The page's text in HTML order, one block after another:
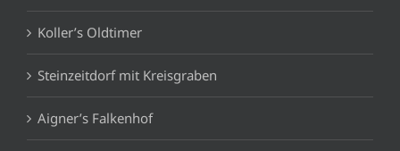
Koller’s Oldtimer
Steinzeitdorf mit Kreisgraben
Aigner’s Falkenhof